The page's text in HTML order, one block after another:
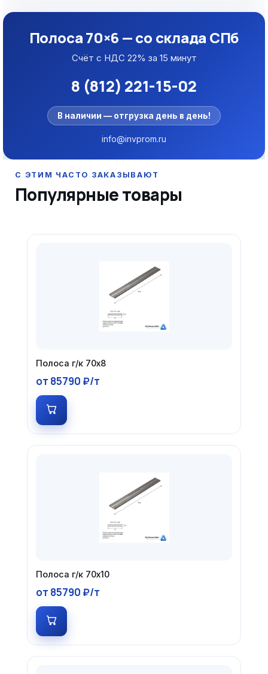
Полоса 70×6 — со склада СПб
Счёт с НДС 22% за 15 минут
8 (812) 221-15-02
В наличии — отгрузка день в день!
info@invprom.ru
Популярные товары
Полоса г/к 70х8
от 85790 ₽/т
Полоса г/к 70х10
от 85790 ₽/т